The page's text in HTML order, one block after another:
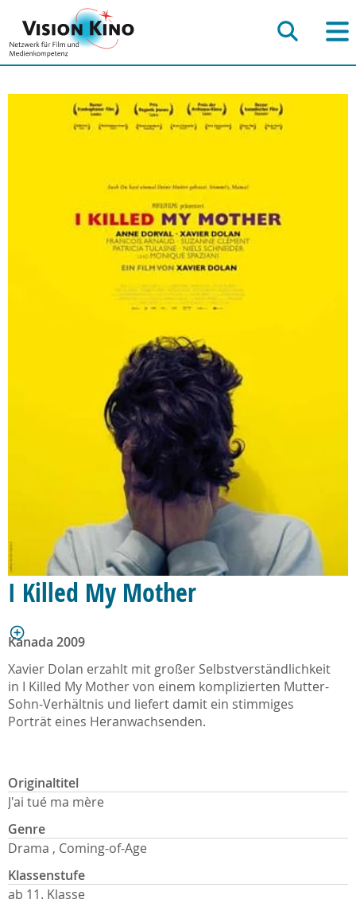
I Killed My Mother
Kanada 2009
Xavier Dolan erzahlt mit großer Selbstverständlichkeit
in I Killed My Mother von einem komplizierten Mutter-
Sohn-Verhältnis und liefert damit ein stimmiges
Porträt eines Heranwachsenden.
Originaltitel
J'ai tué ma mère
Genre
Drama , Coming-of-Age
Klassenstufe
ab 11. Klasse